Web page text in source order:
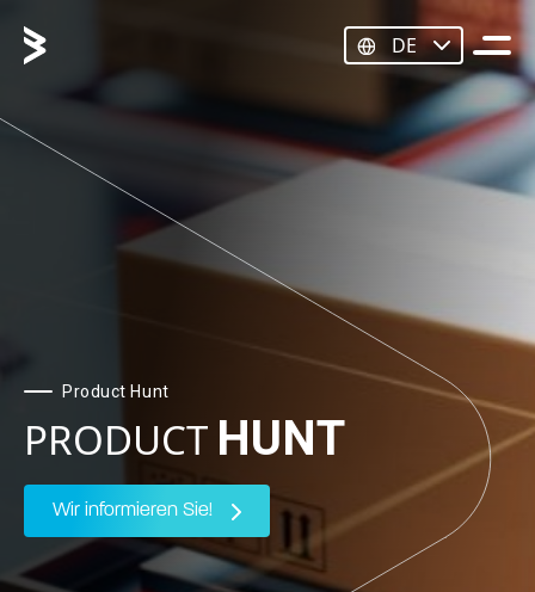
DE
Product Hunt
PRODUCT HUNT
Wir informieren Sie!